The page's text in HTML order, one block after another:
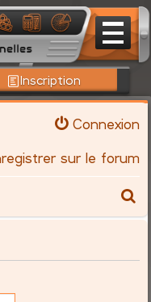
Inscription
Connexion
sur le forum
c